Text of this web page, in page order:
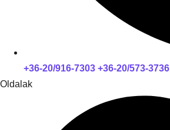
+36-20/916-7303 +36-20/573-3736
Oldalak